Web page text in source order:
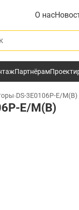
О нас
каталогу
Партнёрам
›DS-3E0106P-E/M(B)
E/M(B)